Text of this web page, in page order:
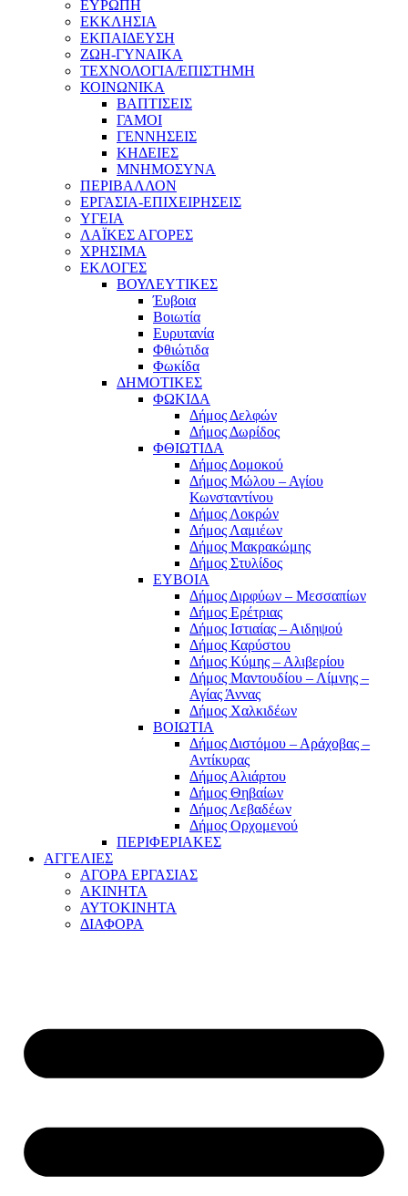
ΕΥΡΩΠΗ
ΕΚΚΛΗΣΙΑ
ΕΚΠΑΙΔΕΥΣΗ
ΖΩΗ-ΓΥΝΑΙΚΑ
ΤΕΧΝΟΛΟΓΙΑ/ΕΠΙΣΤΗΜΗ
ΚΟΙΝΩΝΙΚΑ
ΒΑΠΤΙΣΕΙΣ
ΓΑΜΟΙ
ΓΕΝΝΗΣΕΙΣ
ΚΗΔΕΙΕΣ
ΜΝΗΜΟΣΥΝΑ
ΠΕΡΙΒΑΛΛΟΝ
ΕΡΓΑΣΙΑ-ΕΠΙΧΕΙΡΗΣΕΙΣ
ΥΓΕΙΑ
ΛΑΪΚΕΣ ΑΓΟΡΕΣ
ΧΡΗΣΙΜΑ
ΕΚΛΟΓΕΣ
ΒΟΥΛΕΥΤΙΚΕΣ
Έυβοια
Βοιωτία
Ευρυτανία
Φθιώτιδα
Φωκίδα
ΔΗΜΟΤΙΚΕΣ
ΦΩΚΙΔΑ
Δήμος Δελφών
Δήμος Δωρίδος
ΦΘΙΩΤΙΔΑ
Δήμος Δομοκού
Δήμος Μώλου – Αγίου
Κωνσταντίνου
Δήμος Λοκρών
Δήμος Λαμιέων
Δήμος Μακρακώμης
Δήμος Στυλίδος
ΕΥΒΟΙΑ
Δήμος Διρφύων – Μεσσαπίων
Δήμος Ερέτριας
Δήμος Ιστιαίας – Αιδηψού
Δήμος Καρύστου
Δήμος Κύμης – Αλιβερίου
Δήμος Μαντουδίου – Λίμνης –
Αγίας Άννας
Δήμος Χαλκιδέων
ΒΟΙΩΤΙΑ
Δήμος Διστόμου – Αράχοβας –
Αντίκυρας
Δήμος Αλιάρτου
Δήμος Θηβαίων
Δήμος Λεβαδέων
Δήμος Ορχομενού
ΠΕΡΙΦΕΡΙΑΚΕΣ
ΑΓΓΕΛΙΕΣ
ΑΓΟΡΑ ΕΡΓΑΣΙΑΣ
ΑΚΙΝΗΤΑ
ΑΥΤΟΚΙΝΗΤΑ
ΔΙΑΦΟΡΑ